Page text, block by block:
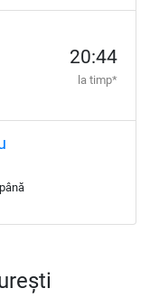
20:44
la timp*